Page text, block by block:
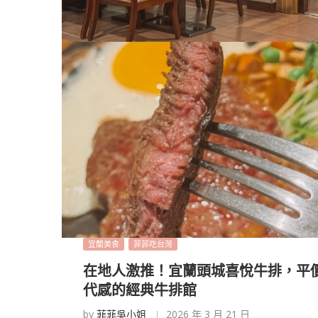
宜蘭美食 菲菲吃台灣
在地人激推！宜蘭頭城喜悅牛排，平
代感的經典牛排館
by 菲菲吳小姐 2026 年 3 月 21 日